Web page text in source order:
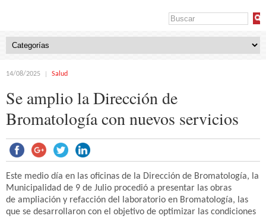
14/08/2025 Salud
Se amplio la Dirección de
Bromatología con nuevos servicios
Este medio día en las oficinas de la Dirección de Bromatología, la
Municipalidad de 9 de Julio procedió a presentar las obras
de ampliación y refacción del laboratorio en Bromatología, las
que se desarrollaron con el objetivo de optimizar las condiciones